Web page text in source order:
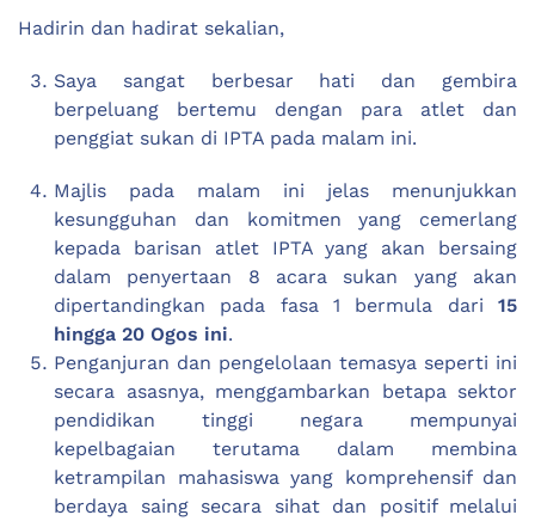
Hadirin dan hadirat sekalian,
Saya sangat berbesar hati dan gembira
berpeluang bertemu dengan para atlet dan
penggiat sukan di IPTA pada malam ini.
Majlis pada malam ini jelas menunjukkan
kesungguhan dan komitmen yang cemerlang
kepada barisan atlet IPTA yang akan bersaing
dalam penyertaan 8 acara sukan yang akan
dipertandingkan pada fasa 1 bermula dari 15
hingga 20 Ogos ini.
Penganjuran dan pengelolaan temasya seperti ini
secara asasnya, menggambarkan betapa sektor
pendidikan tinggi negara mempunyai
kepelbagaian terutama dalam membina
ketrampilan mahasiswa yang komprehensif dan
berdaya saing secara sihat dan positif melalui